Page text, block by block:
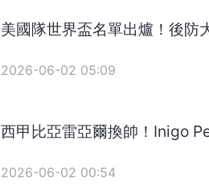
美國隊世界盃名單出爐！後
2026-06-02 05:09
西甲比亞雷亞爾換帥！Inigo
2026-06-02 00:54